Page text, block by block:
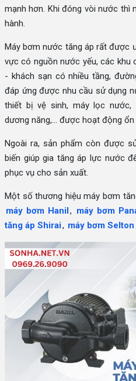
mạnh hơn. Khi đóng vòi nước thì
hành.
Máy bơm nước tăng áp rất được
vực có nguồn nước yếu, các khu
- khách sạn có nhiều tầng,
đáp ứng được nhu cầu sử dụng
thiết bị vệ sinh, máy lọc nước,
dương năng,... được hoạt động ổn
Ngoài ra, sản phẩm còn được
biến giúp gia tăng áp lực nước
phục vụ cho sản xuất.
Một số thương hiệu máy bơm
máy bơm Hanil, máy bơm
tăng áp Shirai, máy bơm Selton.